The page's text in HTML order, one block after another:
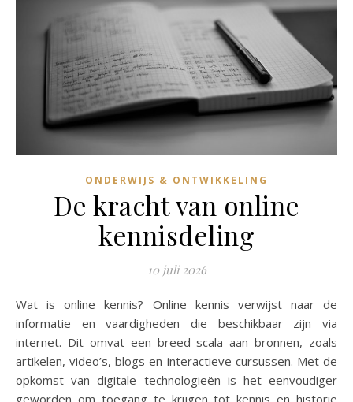
ONDERWIJS & ONTWIKKELING
De kracht van online
kennisdeling
10 juli 2026
Wat is online kennis? Online kennis verwijst naar de
informatie en vaardigheden die beschikbaar zijn via
internet. Dit omvat een breed scala aan bronnen, zoals
artikelen, video’s, blogs en interactieve cursussen. Met de
opkomst van digitale technologieën is het eenvoudiger